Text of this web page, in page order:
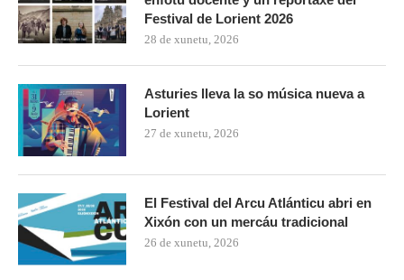
Festival de Lorient 2026
28 de xunetu, 2026
Asturies lleva la so música nueva a
Lorient
27 de xunetu, 2026
El Festival del Arcu Atlánticu abri en
Xixón con un mercáu tradicional
26 de xunetu, 2026